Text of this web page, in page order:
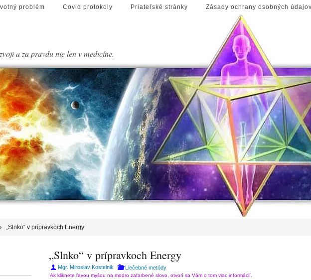
problém Covid protokoly Priateľské stránky Zásady ochrany osobných údajov
a za pravdu nie len v medicíne.
„Slnko“ v prípravkoch Energy
„Slnko“ v prípravkoch Energy
Mgr. Miroslav Kostelnik Liečebné metódy
Ak kliknete ľavou myšou na modro zafarbené slovo, otvorí sa Vám o tom viac informácií.